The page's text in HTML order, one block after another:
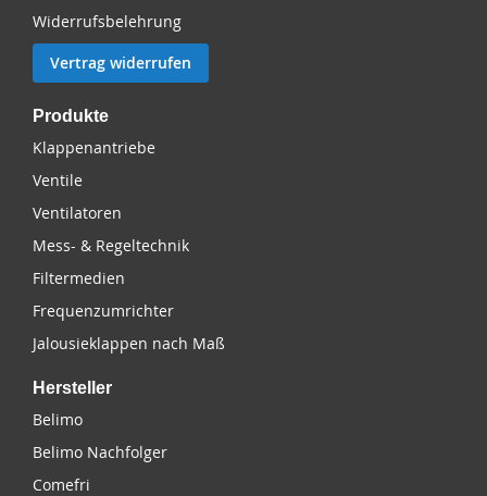
Widerrufsbelehrung
Vertrag widerrufen
Produkte
Klappenantriebe
Ventile
Ventilatoren
Mess- & Regeltechnik
Filtermedien
Frequenzumrichter
Jalousieklappen nach Maß
Hersteller
Belimo
Belimo Nachfolger
Comefri